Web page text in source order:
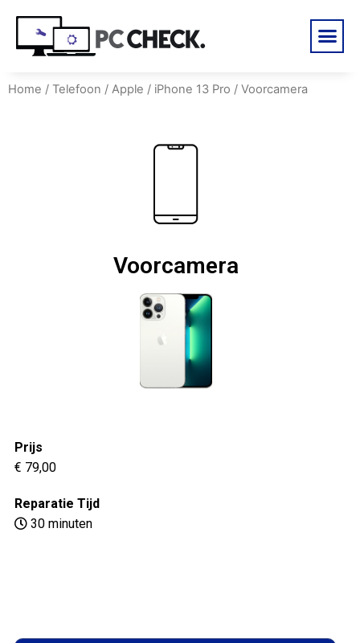
Home / Telefoon / Apple / iPhone 13 Pro / Voorcamera
Voorcamera
Prijs
€ 79,00
Reparatie Tijd
30 minuten